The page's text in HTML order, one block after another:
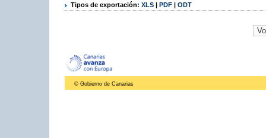
Tipos de exportación: XLS | PDF | ODT
© Gobierno de Canarias